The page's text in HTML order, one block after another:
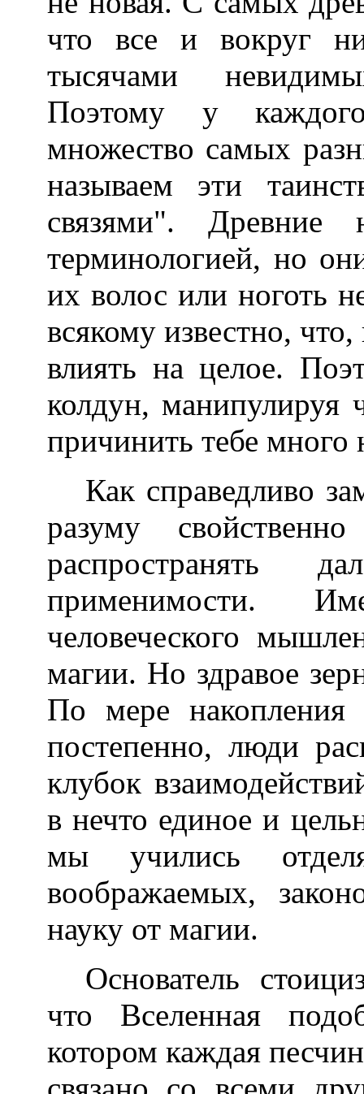
что все и вокруг
тысячами
Поэтому у
множество самых
называем эти
связями". Древние
терминологией, но
их волос или ноготь
всякому известно,
влиять на целое.
колдун, манипулируя
причинить тебе много
Как справедливо
разуму
распространять
применимости.
человеческого
магии. Но здравое
По мере накопления
постепенно, люди
клубок
в нечто единое и
мы учились
воображаемых,
науку от магии.
Основатель
что Вселенная
котором каждая